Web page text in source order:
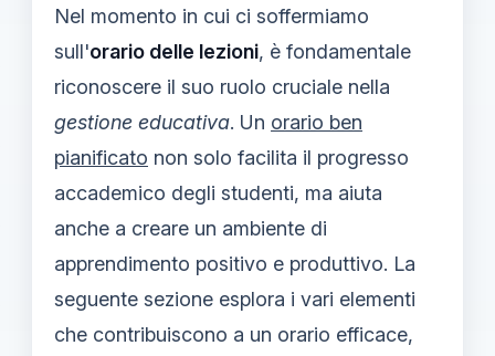
Nel momento in cui ci soffermiamo
sull'orario delle lezioni, è fondamentale
riconoscere il suo ruolo cruciale nella
gestione educativa. Un orario ben
pianificato non solo facilita il progresso
accademico degli studenti, ma aiuta
anche a creare un ambiente di
apprendimento positivo e produttivo. La
seguente sezione esplora i vari elementi
che contribuiscono a un orario efficace,